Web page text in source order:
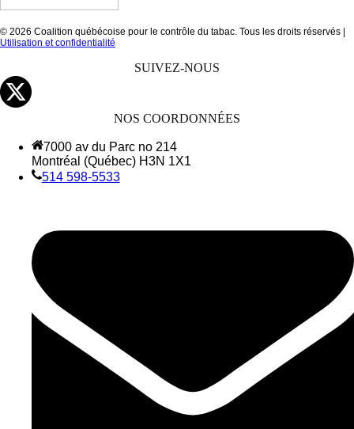
© 2026 Coalition québécoise pour le contrôle du tabac. Tous les droits réservés |
Utilisation et confidentialité
SUIVEZ-NOUS
NOS COORDONNÉES
7000 av du Parc no 214
Montréal (Québec) H3N 1X1
514 598-5533